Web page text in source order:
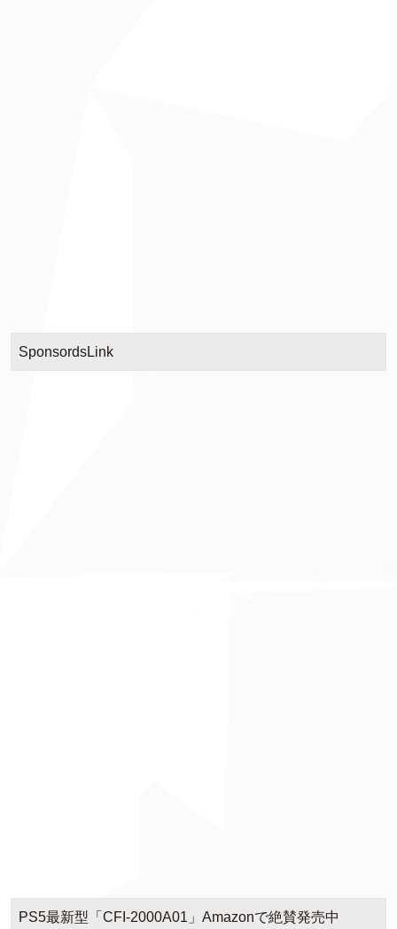
SponsordsLink
PS5最新型「CFI-2000A01」Amazonで絶賛発売中